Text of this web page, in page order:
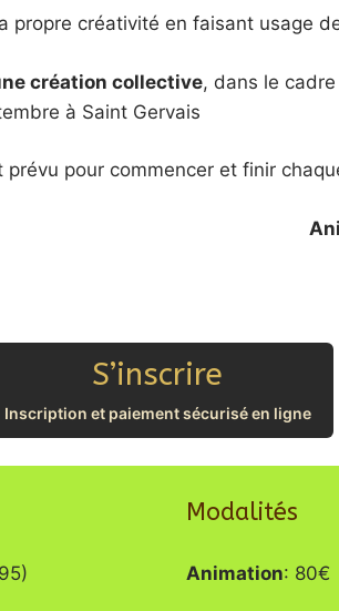
propre créativité en faisant usage
création collective, dans le
à Saint Gervais
pour commencer et finir
S’inscrire
Inscription et paiement sécurisé en ligne
Modalités
Animation: 80€